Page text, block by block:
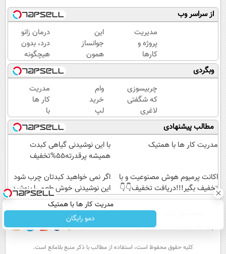
از سراسر وب
مدیریت
پروژه و
کارها
این
جوانساز
همون
جلسه‌ی
اول
پوستتو
جوونتر
می‌کنه
✨ 2
سال
ماندگاری
داره
درمان زانو
درد، بدون
هیچگونه
عوارض در
منزل
(◂پرسش‌نامه)
وبگردی
چربیسوزی
که شگفتی
لاغری
آسان را
رقم زد!
وام
خرید
لپ
تاپ
تکنوپی
تا 150
میلیون
مدریت
کار ها
با
همتیک
مطالب پیشنهادی
مدریت کار ها با همتیک
با این نوشیدنی گیاهی کبدت
همیشه پرقدرته55%تخفیف
اکانت پرمیوم هوش مصنوعیت و با
تخفیف بگیر!!!دریافت تخفیف👇👇
اگر نمی خواهید کبدتان چرب شود
این نوشیدنی خوش طعم را بنوشید
مدریت کار ها با همتیک
دمو رایگان
عصر ایران۲ تماس با ما
آب و هوا اوقات شرعی سواد زندگی
كليه حقوق محفوظ است، استفاده از مطالب با ذكر منبع بلامانع است.